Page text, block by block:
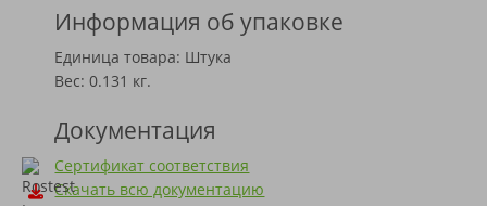
Информация об упаковке
Единица товара: Штука
Вес: 0.131 кг.
Документация
Сертификат соответствия
Скачать всю документацию